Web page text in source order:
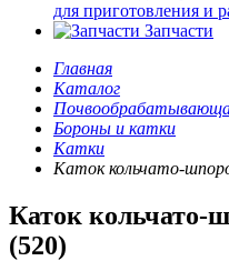
для приготовления и
Запчасти
Главная
Каталог
Бороны и катки
Катки
Каток кольчато-
Каток
(520)